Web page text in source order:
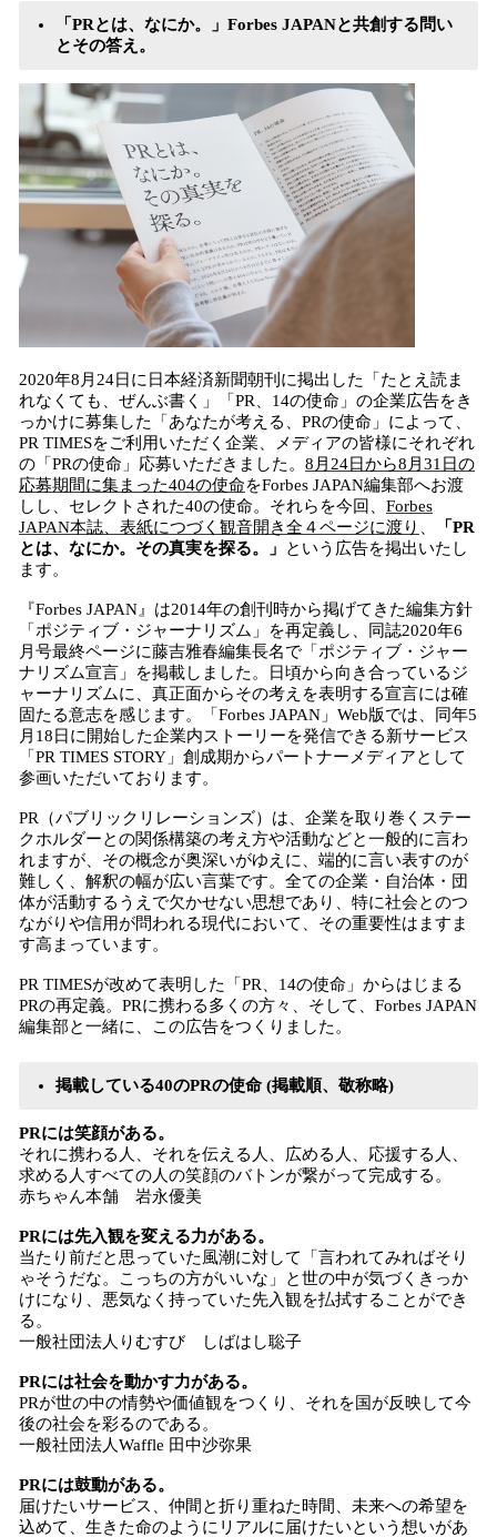
「PRとは、なにか。」Forbes JAPANと共創する問い
とその答え。
2020年8月24日に日本経済新聞朝刊に掲出した「たとえ読ま
れなくても、ぜんぶ書く」「PR、14の使命」の企業広告をき
っかけに募集した「あなたが考える、PRの使命」によって、
PR TIMESをご利用いただく企業、メディアの皆様にそれぞれ
の「PRの使命」応募いただきました。 8月24日から8月31日の
応募期間に集まった404の使命をForbes JAPAN編集部へお渡
しし、セレクトされた40の使命。それらを今回、 Forbes
JAPAN本誌、表紙につづく観音開き全４ページに渡り
「PR
とは、なにか。その真実を探る。」
という広告を掲出いたし
ます。
『Forbes JAPAN』は2014年の創刊時から掲げてきた編集方針
「ポジティブ・ジャーナリズム」を再定義し、同誌2020年6
月号最終ページに藤吉雅春編集長名で「ポジティブ・ジャー
ナリズム宣言」を掲載しました。日頃から向き合っているジ
ャーナリズムに、真正面からその考えを表明する宣言には確
固たる意志を感じます。「Forbes JAPAN」Web版では、同年5
月18日に開始した企業内ストーリーを発信できる新サービス
「PR TIMES STORY」創成期からパートナーメディアとして
参画いただいております。
PR（パブリックリレーションズ）は、企業を取り巻くステー
クホルダーとの関係構築の考え方や活動などと一般的に言わ
れますが、その概念が奥深いがゆえに、端的に言い表すのが
難しく、解釈の幅が広い言葉です。全ての企業・自治体・団
体が活動するうえで欠かせない思想であり、特に社会とのつ
ながりや信用が問われる現代において、その重要性はますま
す高まっています。
PR TIMESが改めて表明した「PR、14の使命」からはじまる
PRの再定義。PRに携わる多くの方々、そして、Forbes JAPAN
編集部と一緒に、この広告をつくりました。
掲載している40のPRの使命 (掲載順、敬称略)
PRには笑顔がある。
それに携わる人、それを伝える人、広める人、応援する人、
求める人すべての人の笑顔のバトンが繋がって完成する。
赤ちゃん本舗 岩永優美
PRには先入観を変える力がある。
当たり前だと思っていた風潮に対して「言われてみればそり
ゃそうだな。こっちの方がいいな」と世の中が気づくきっか
けになり、悪気なく持っていた先入観を払拭することができ
る。
一般社団法人りむすび しばはし聡子
PRには社会を動かす力がある。
PRが世の中の情勢や価値観をつくり、それを国が反映して今
後の社会を彩るのである。
一般社団法人Waffle 田中沙弥果
PRには鼓動がある。
届けたいサービス、仲間と折り重ねた時間、未来への希望を
込めて、生きた命のようにリアルに届けたいという想いがあ